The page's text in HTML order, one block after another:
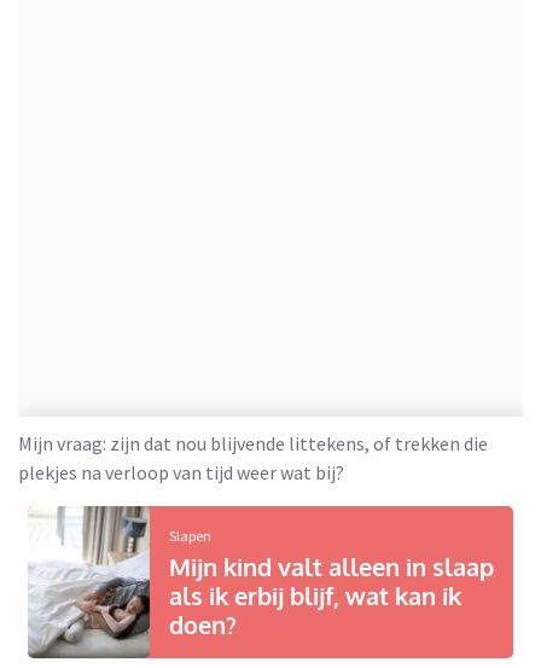
Mijn vraag: zijn dat nou blijvende littekens, of trekken die
plekjes na verloop van tijd weer wat bij?
Slapen
Mijn kind valt alleen in slaap
als ik erbij blijf, wat kan ik
doen?